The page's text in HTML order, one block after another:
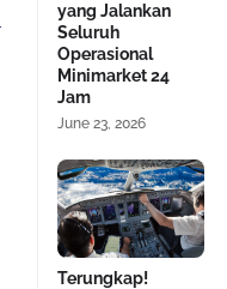
yang Jalankan
Seluruh
Operasional
Minimarket 24
Jam
June 23, 2026
Terungkap!